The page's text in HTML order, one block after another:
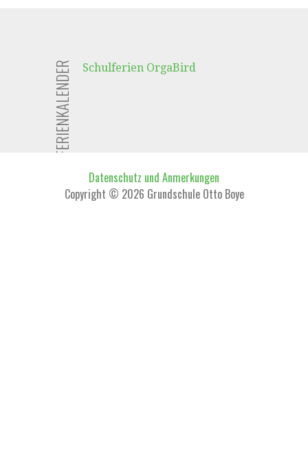
FERIENKALENDER Schulferien OrgaBird
Datenschutz und Anmerkungen
Copyright © 2026 Grundschule Otto Boye